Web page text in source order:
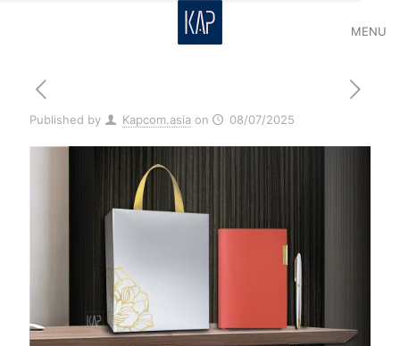
MENU
Published by Kapcom.asia on 08/07/2025